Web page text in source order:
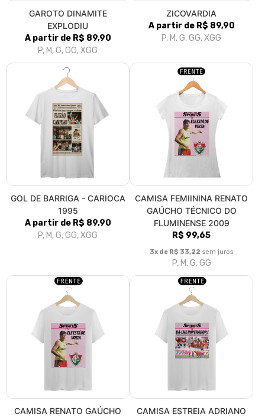
GAROTO DINAMITE
EXPLODIU
A partir de R$ 89,90
P, M, G, GG, XGG
ZICOVARDIA
A partir de R$ 89,90
P, M, G, GG, XGG
GOL DE BARRIGA - CARIOCA
1995
A partir de R$ 89,90
P, M, G, GG, XGG
CAMISA FEMIININA RENATO
GAÚCHO TÉCNICO DO
FLUMINENSE 2009
R$ 99,65
3x de R$ 33,22 sem juros
P, M, G, GG
CAMISA RENATO GAÚCHO
CAMISA ESTREIA ADRIANO